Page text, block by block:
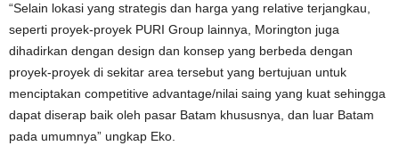
“Selain lokasi yang strategis dan harga yang relative terjangkau,
seperti proyek-proyek PURI Group lainnya, Morington juga
dihadirkan dengan design dan konsep yang berbeda dengan
proyek-proyek di sekitar area tersebut yang bertujuan untuk
menciptakan competitive advantage/nilai saing yang kuat sehingga
dapat diserap baik oleh pasar Batam khususnya, dan luar Batam
pada umumnya” ungkap Eko.